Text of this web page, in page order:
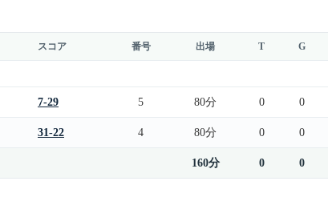
スコア 番号 出場 T G
7-29 5 80分 0 0
31-22 4 80分 0 0
160分 0 0